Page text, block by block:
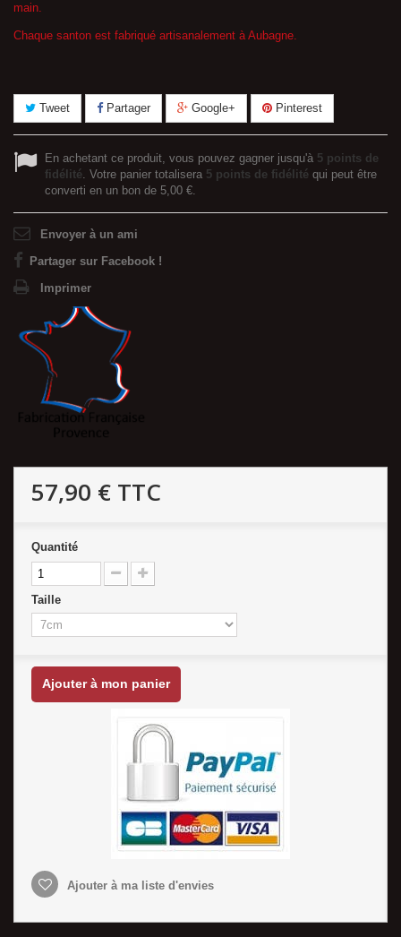
main.
Chaque santon est fabriqué artisanalement à Aubagne.
Tweet Partager Google+ Pinterest
En achetant ce produit, vous pouvez gagner jusqu'à 5 points de
fidélité. Votre panier totalisera 5 points de fidélité qui peut être
converti en un bon de 5,00 €.
Envoyer à un ami
Partager sur Facebook !
Imprimer
57,90 € TTC
Quantité
Taille
Ajouter à mon panier
Ajouter à ma liste d'envies